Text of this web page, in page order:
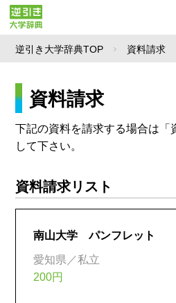
逆引き大学辞典TOP 資料請求
資料請求
下記の資料を請求する場合は「
して下さい。
資料請求リスト
南山大学 パンフレット
愛知県／私立
200円